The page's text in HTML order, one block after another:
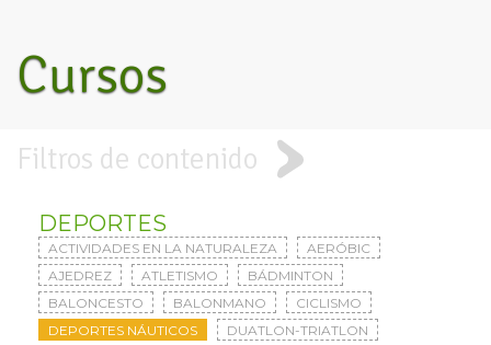
Cursos
Filtros de contenido
DEPORTES
ACTIVIDADES EN LA NATURALEZA
AERÓBIC
AJEDREZ
ATLETISMO
BÁDMINTON
BALONCESTO
BALONMANO
CICLISMO
DEPORTES NÁUTICOS
DUATLON-TRIATLON